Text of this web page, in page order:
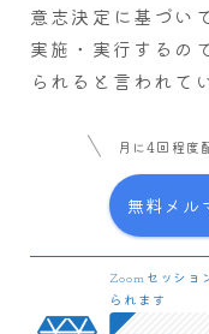
意志決定に基づい
実施・実行するの
られると言われて
月に4回程度
無料メル
Zoomセッショ
られます